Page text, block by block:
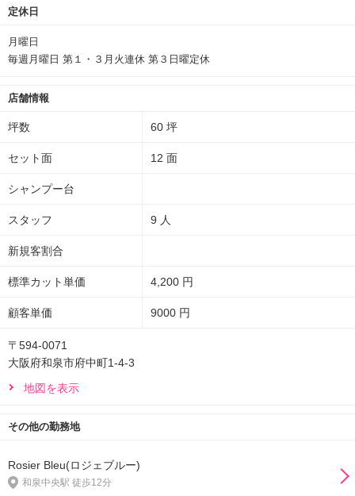
定休日
月曜日
毎週月曜日 第１・３月火連休 第３日曜定休
店舗情報
坪数 60 坪
セット面 12 面
シャンプー台
スタッフ 9 人
新規客割合
標準カット単価 4,200 円
顧客単価 9000 円
〒594-0071
大阪府和泉市府中町1-4-3
地図を表示
その他の勤務地
Rosier Bleu(ロジェブルー)
和泉中央駅 徒歩12分